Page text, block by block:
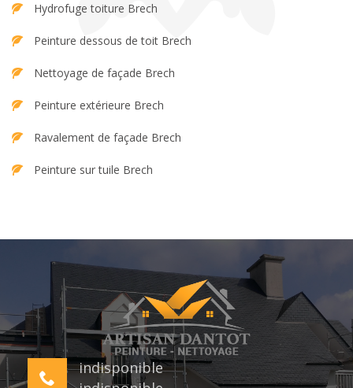
Hydrofuge toiture Brech
Peinture dessous de toit Brech
Nettoyage de façade Brech
Peinture extérieure Brech
Ravalement de façade Brech
Peinture sur tuile Brech
indisponible